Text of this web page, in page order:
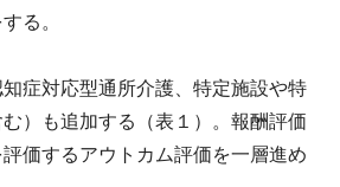
る。
症対応型通所介護、特定施設や特
）も追加する（表１）。報酬評価
価するアウトカム評価を一層進め